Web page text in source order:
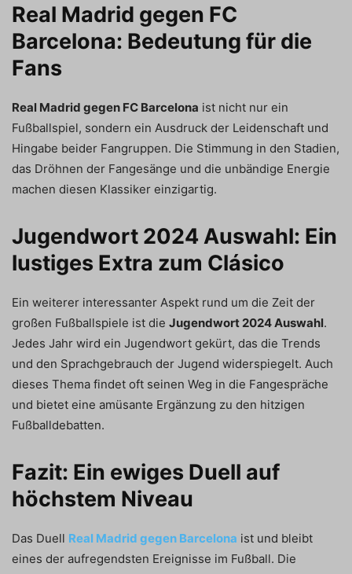
Real Madrid gegen FC
Barcelona: Bedeutung für die
Fans
Real Madrid gegen FC Barcelona ist nicht nur ein
Fußballspiel, sondern ein Ausdruck der Leidenschaft und
Hingabe beider Fangruppen. Die Stimmung in den Stadien,
das Dröhnen der Fangesänge und die unbändige Energie
machen diesen Klassiker einzigartig.
Jugendwort 2024 Auswahl: Ein
lustiges Extra zum Clásico
Ein weiterer interessanter Aspekt rund um die Zeit der
großen Fußballspiele ist die Jugendwort 2024 Auswahl.
Jedes Jahr wird ein Jugendwort gekürt, das die Trends
und den Sprachgebrauch der Jugend widerspiegelt. Auch
dieses Thema findet oft seinen Weg in die Fangespräche
und bietet eine amüsante Ergänzung zu den hitzigen
Fußballdebatten.
Fazit: Ein ewiges Duell auf
höchstem Niveau
Das Duell Real Madrid gegen Barcelona ist und bleibt
eines der aufregendsten Ereignisse im Fußball. Die